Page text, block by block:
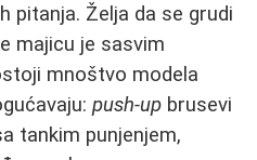
pitanja. Želja da se grudi
majicu je sasvim
mnoštvo modela
push-up brusevi
tankim punjenjem,